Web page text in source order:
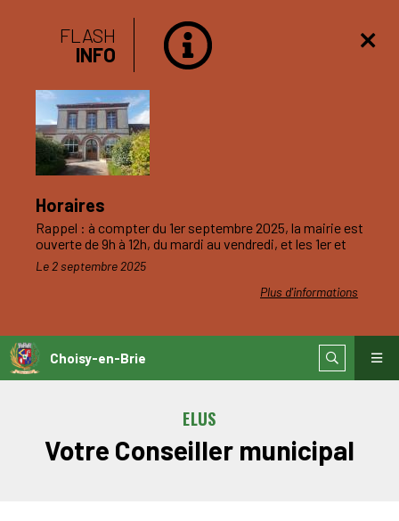
FLASH
INFO
Horaires
Plus d'informations
Rappel : à compter du 1er septembre 2025, la mairie est
ouverte de 9h à 12h, du mardi au vendredi, et les 1er et
3ème samedis du mois.
Le 2 septembre 2025
Choisy-en-Brie
ELUS
Votre Conseiller municipal